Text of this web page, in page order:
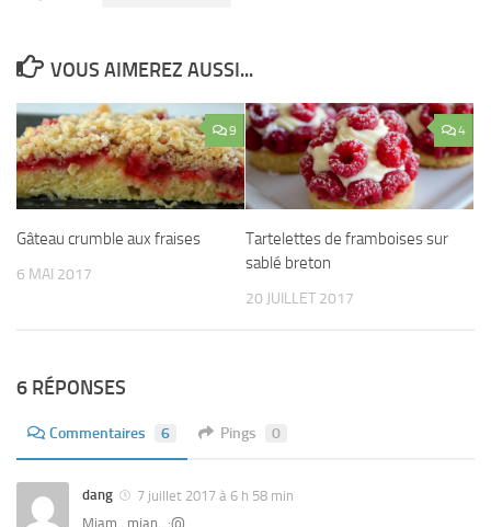
VOUS AIMEREZ AUSSI...
9
Gâteau crumble aux fraises
6 MAI 2017
4
Tartelettes de framboises sur
sablé breton
20 JUILLET 2017
6 RÉPONSES
Commentaires 6 Pings 0
dang
7 juillet 2017 à 6 h 58 min
Miam…mian…:@